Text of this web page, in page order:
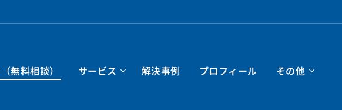
無料相談） サービス 解決事例 プロフィール その他